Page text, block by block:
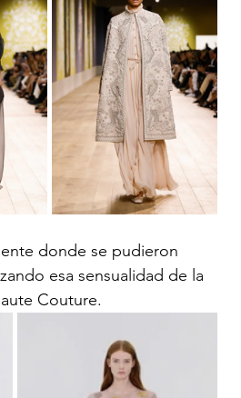
donde se pudieron
esa sensualidad de la
Couture.